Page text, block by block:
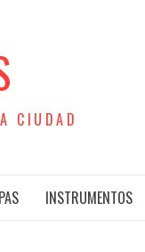
CIUDAD
INSTRUMENTOS